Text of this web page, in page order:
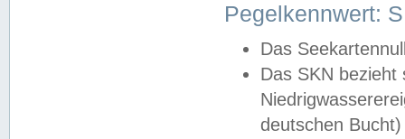
Pegelkennwert:
Das
Das SKN
deutschen